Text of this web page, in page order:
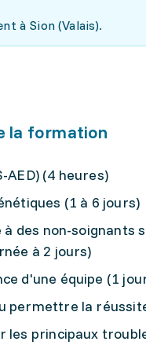
à Sion (Valais).
la formation
AED) (4 heures)
(1 à 6 jours)
des non-
à 2 jours)
d'une équipe (1
permettre la
les principaux